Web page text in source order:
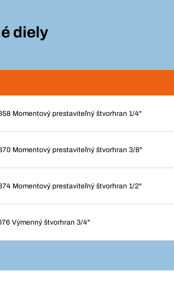
diely
Momentový prestaviteľný štvorhran 1/4"
Momentový prestaviteľný štvorhran 3/8"
Momentový prestaviteľný štvorhran 1/2"
Výmenný štvorhran 3/4"